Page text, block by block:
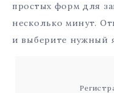
простых форм для
несколько минут.
и выберите нужный